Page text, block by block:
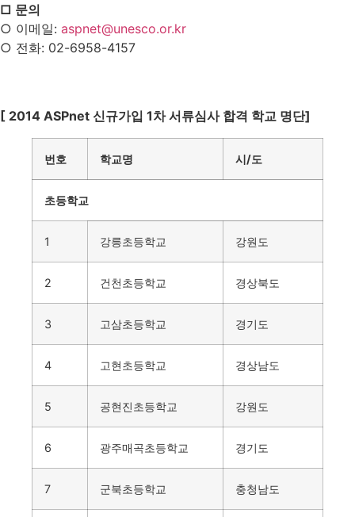
□ 문의
○ 이메일: aspnet@unesco.or.kr
○ 전화: 02-6958-4157
[ 2014 ASPnet 신규가입 1차 서류심사 합격 학교 명단]
번호 학교명 시/도
초등학교
1 강릉초등학교 강원도
2 건천초등학교 경상북도
3 고삼초등학교 경기도
4 고현초등학교 경상남도
5 공현진초등학교 강원도
6 광주매곡초등학교 경기도
7 군북초등학교 충청남도